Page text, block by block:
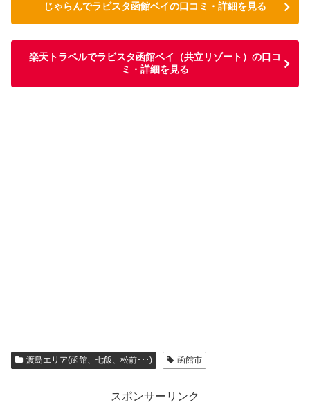
じゃらんでラビスタ函館ベイの口コミ・詳細を見る
楽天トラベルでラビスタ函館ベイ（共立リゾート）の口コ
ミ・詳細を見る
渡島エリア(函館、七飯、松前･･･) 函館市
スポンサーリンク